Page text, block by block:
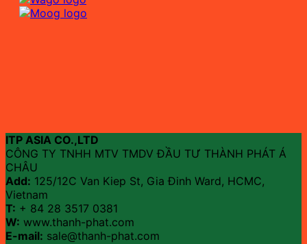
ITP ASIA CO.,LTD
CÔNG TY TNHH MTV TMDV ĐẦU TƯ THÀNH PHÁT Á
CHÂU
Add: 125/12C Van Kiep St, Gia Đinh Ward, HCMC,
Vietnam
T: + 84 28 3517 0381
W: www.thanh-phat.com
E-mail: sale@thanh-phat.com